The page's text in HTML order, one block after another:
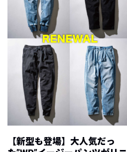
【新型も登場】大人気だっ